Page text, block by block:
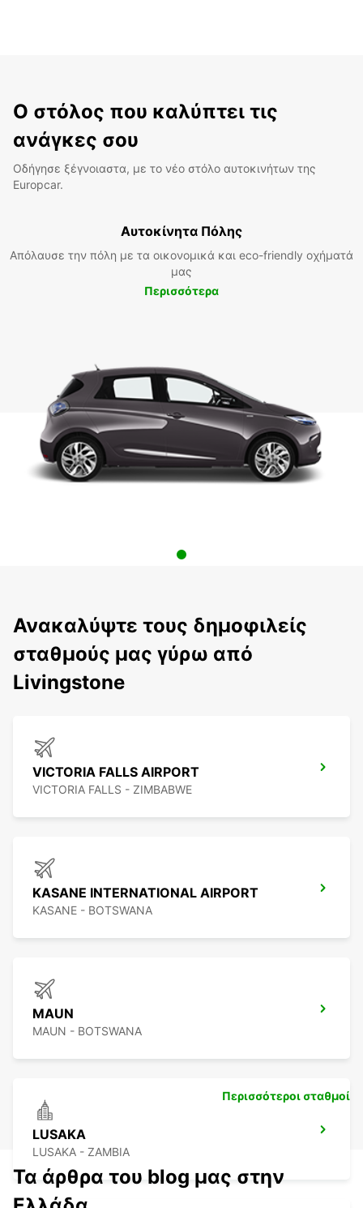
Ο στόλος που καλύπτει τις
ανάγκες σου
Οδήγησε ξέγνοιαστα, με το νέο στόλο αυτοκινήτων της
Europcar.
Αυτοκίνητα Πόλης
Απόλαυσε την πόλη με τα οικονομικά και eco-friendly οχήματά
μας
Περισσότερα
Ανακαλύψτε τους δημοφιλείς
σταθμούς μας γύρω από
Livingstone
VICTORIA FALLS AIRPORT
VICTORIA FALLS - ZIMBABWE
KASANE INTERNATIONAL AIRPORT
KASANE - BOTSWANA
MAUN
MAUN - BOTSWANA
LUSAKA
LUSAKA - ZAMBIA
Περισσότεροι σταθμοί
Τα άρθρα του blog μας στην